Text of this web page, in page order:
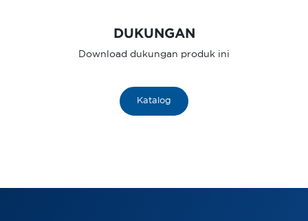
DUKUNGAN
Download dukungan produk ini
Katalog